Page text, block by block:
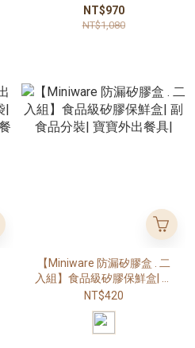
圍兜| 寶寶吃飯圍兜| 副食品
圍兜 0-3歲|
NT$970
NT$1,080
【Miniware 防漏矽膠盒 . 二
入組】食品級矽膠保鮮盒| 副
食品分裝| 寶寶外出餐具|
NT$420